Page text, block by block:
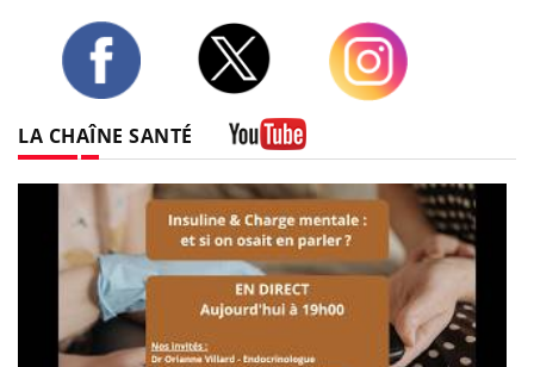
LA CHAÎNE SANTÉ